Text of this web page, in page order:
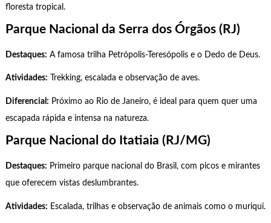
floresta tropical.
Parque Nacional da Serra dos Órgãos (RJ)
Destaques: A famosa trilha Petrópolis-Teresópolis e o Dedo de Deus.
Atividades: Trekking, escalada e observação de aves.
Diferencial: Próximo ao Rio de Janeiro, é ideal para quem quer uma
escapada rápida e intensa na natureza.
Parque Nacional do Itatiaia (RJ/MG)
Destaques: Primeiro parque nacional do Brasil, com picos e mirantes
que oferecem vistas deslumbrantes.
Atividades: Escalada, trilhas e observação de animais como o muriqui.